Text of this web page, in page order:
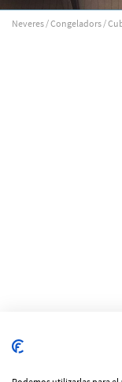
Neveres / Congeladors /